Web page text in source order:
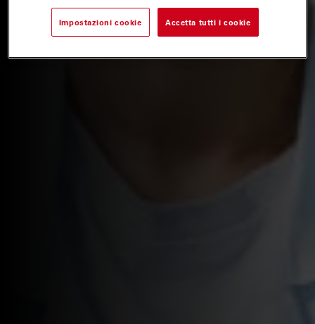
Impostazioni cookie Accetta tutti i cookie